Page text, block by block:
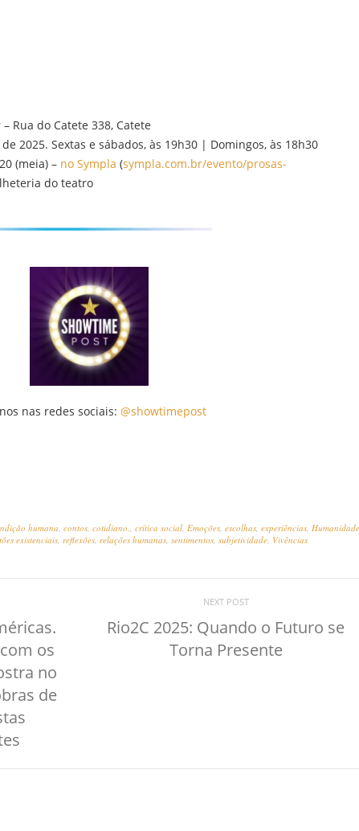
Rua do Catete 338, Catete
2025. Sextas e sábados, às 19h30 | Domingos, às 18h30
(meia) – no Sympla (sympla.com.br/evento/prosas-
do teatro
nas redes sociais: @showtimepost
humana, contos, cotidiano., crítica social, Emoções, escolhas, experiências, Humanidade
existenciais, reflexões, relações humanas, sentimentos, subjetividade, Vivências
os
no
de
NEXT POST
Rio2C 2025: Quando o Futuro se
Torna Presente